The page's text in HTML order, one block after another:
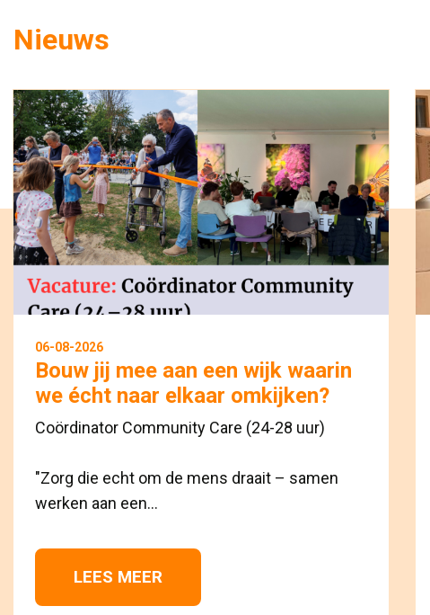
Nieuws
06-08-2026
Bouw jij mee aan een wijk waarin
we écht naar elkaar omkijken?
Coördinator Community Care (24-28 uur)
"Zorg die echt om de mens draait – samen
werken aan een...
LEES MEER